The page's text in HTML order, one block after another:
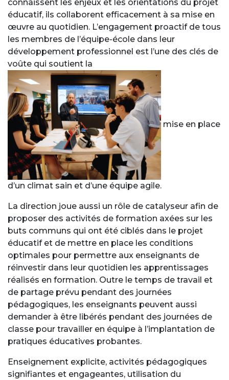
connaissent les enjeux et les orientations du projet
éducatif, ils collaborent efficacement à sa mise en
œuvre au quotidien. L’engagement proactif de tous
les membres de l’équipe-école dans leur
développement professionnel est l’une des clés de
voûte qui soutient la
mise en place
d’un climat sain et d’une équipe agile.
La direction joue aussi un rôle de catalyseur afin de
proposer des activités de formation axées sur les
buts communs qui ont été ciblés dans le projet
éducatif et de mettre en place les conditions
optimales pour permettre aux enseignants de
réinvestir dans leur quotidien les apprentissages
réalisés en formation. Outre le temps de travail et
de partage prévu pendant des journées
pédagogiques, les enseignants peuvent aussi
demander à être libérés pendant des journées de
classe pour travailler en équipe à l’implantation de
pratiques éducatives probantes.
Enseignement explicite, activités pédagogiques
signifiantes et engageantes, utilisation du